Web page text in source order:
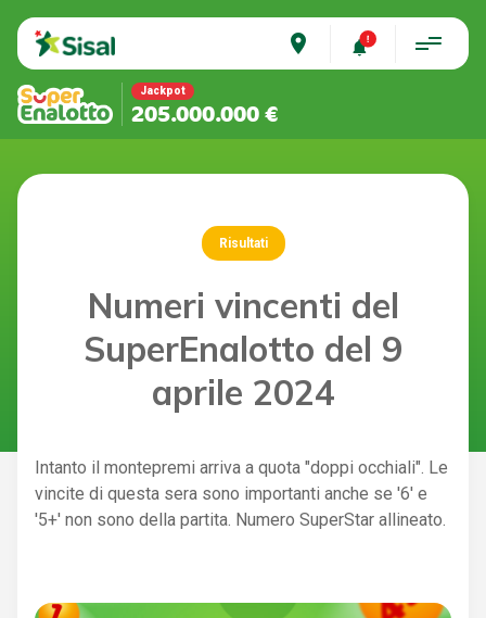
place
Jackpot
205.000.000 €
Risultati
Numeri vincenti del
SuperEnalotto del 9
aprile 2024
Intanto il montepremi arriva a quota "doppi occhiali". Le
vincite di questa sera sono importanti anche se '6' e
'5+' non sono della partita. Numero SuperStar allineato.